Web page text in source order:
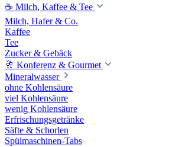
☕ Milch, Kaffee & Tee
Milch, Hafer & Co.
Kaffee
Tee
Zucker & Gebäck
🥂 Konferenz & Gourmet
Mineralwasser
ohne Kohlensäure
viel Kohlensäure
wenig Kohlensäure
Erfrischungsgetränke
Säfte & Schorlen
Spülmaschinen-Tabs